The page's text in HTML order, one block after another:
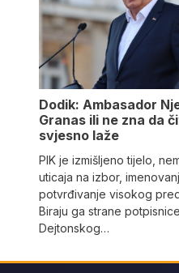
Dodik: Ambasador
Granas ili ne zna da
svjesno laže
PIK je izmišljeno tijelo,
uticaja na izbor,
potvrđivanje visokog
Biraju ga strane potpisnice
Dejtonskog…